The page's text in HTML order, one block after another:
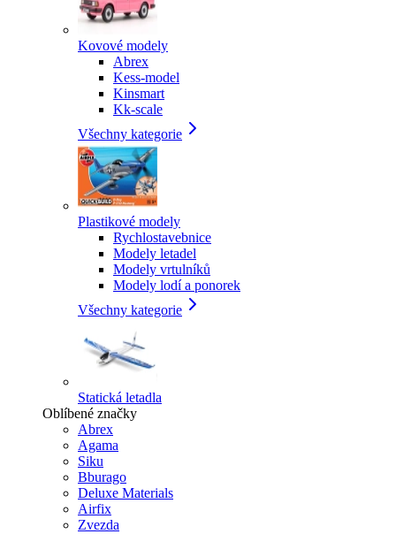
Kovové modely
Abrex
Kess-model
Kinsmart
Kk-scale
Všechny kategorie
Plastikové modely
Rychlostavebnice
Modely letadel
Modely vrtulníků
Modely lodí a ponorek
Všechny kategorie
Statická letadla
Oblíbené značky
Abrex
Agama
Siku
Bburago
Deluxe Materials
Airfix
Zvezda